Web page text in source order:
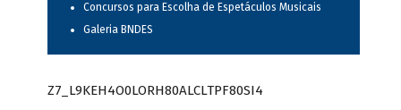
Concursos para Escolha de Espetáculos Musicais
Galeria BNDES
Z7_L9KEH4O0LORH80ALCLTPF80SI4